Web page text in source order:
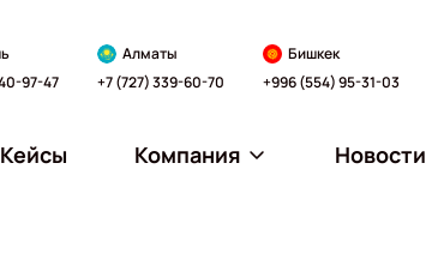
97-47
Алматы
+7 (727) 339-60-70
Бишкек
+996 (554) 95-31-03
Кейсы Компания Новости